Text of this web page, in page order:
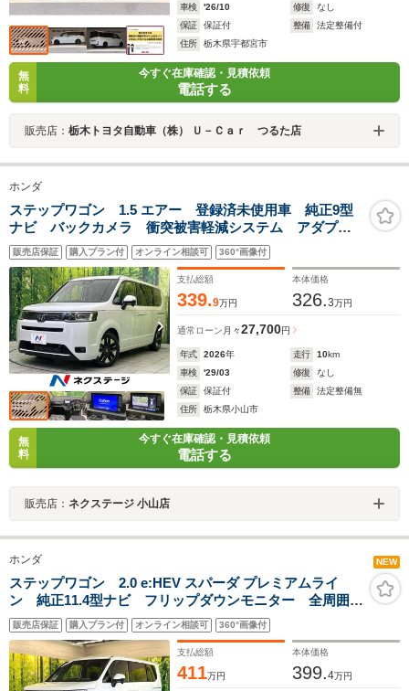
車検
'26/10 修復
なし
保証
保証付 整備
法定整備付
住所
栃木県宇都宮市
無
料
今すぐ在庫確認・見積依頼
電話する
販売店： 栃木トヨタ自動車（株） Ｕ－Ｃａｒ つるた店
ホンダ
ステップワゴン 1.5 エアー 登録済未使用車 純正9型
ナビ バックカメラ 衝突被害軽減システム アダプテ
ィブクルーズ ブラインドスポットモニター 両側電動
ドア LEDヘッド 純正16インチアルミ オートハイビ
ーム スマートキー
販売店保証 購入プラン付 オンライン相談可 360°画像付
支払総額
339.9万円
本体価格
326.3万円
通常ローン 月々27,700円
年式 2026年 走行 10km
車検
'29/03 修復
なし
保証
保証付 整備
法定整備無
住所
栃木県小山市
無
料
今すぐ在庫確認・見積依頼
電話する
販売店： ネクステージ 小山店
ホンダ NEW
ステップワゴン 2.0 e:HEV スパーダ プレミアムライ
ン 純正11.4型ナビ フリップダウンモニター 全周囲カ
メラ 両側電動スライドドア 前席+中列シートヒータ
ー ブラインドスポットモニター アダプティブクルー
ズコントロール 電動リヤゲート ETC 禁煙車
販売店保証 購入プラン付 オンライン相談可 360°画像付
支払総額
411万円
本体価格
399.4万円